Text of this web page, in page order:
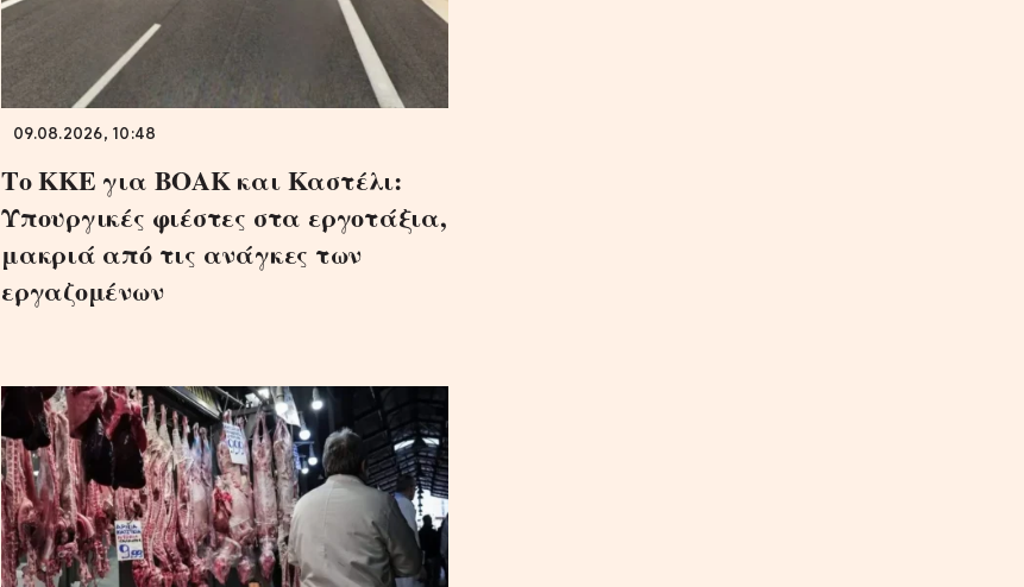
09.08.2026, 10:48
Το ΚΚΕ για ΒΟΑΚ και Καστέλι:
Υπουργικές φιέστες στα εργοτάξια,
μακριά από τις ανάγκες των
εργαζομένων